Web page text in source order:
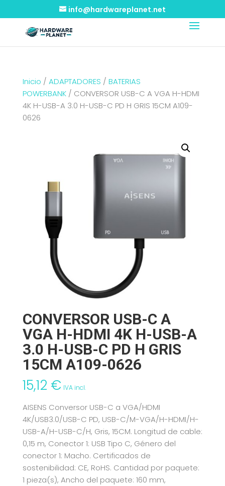
info@hardwareplanet.net
Inicio / ADAPTADORES / BATERIAS
POWERBANK/ CONVERSOR USB-C A VGA H-HDMI
4K H-USB-A 3.0 H-USB-C PD H GRIS 15CM A109-
0626
CONVERSOR USB-C A
VGA H-HDMI 4K H-USB-A
3.0 H-USB-C PD H GRIS
15CM A109-0626
15,12 € IVA incl.
AISENS Conversor USB-C a VGA/HDMI
4K/USB3.0/USB-C PD, USB-C/M-VGA/H-HDMI/H-
USB-A/H-USB-C/H, Gris, 15CM. Longitud de cable:
0,15 m, Conector 1: USB Tipo C, Género del
conector 1: Macho. Certificados de
sostenibilidad: CE, RoHS. Cantidad por paquete:
1 pieza(s), Ancho del paquete: 160 mm,